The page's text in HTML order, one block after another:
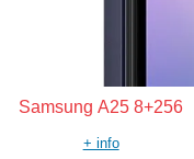
Samsung A25 8+256
+ info